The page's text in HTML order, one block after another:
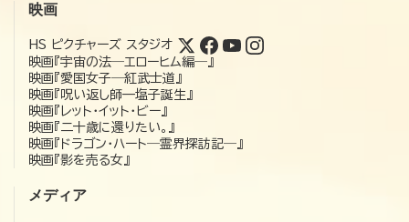
映画
HS ピクチャーズ スタジオ
映画『宇宙の法―エローヒム編―』
映画『愛国女子―紅武士道』
映画『呪い返し師—塩子誕生』
映画『レット・イット・ビー』
映画『二十歳に還りたい。』
映画『ドラゴン・ハート―霊界探訪記―』
映画『影を売る女』
メディア